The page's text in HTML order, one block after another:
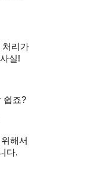
처리가
실!
쉽죠?
해서
다.